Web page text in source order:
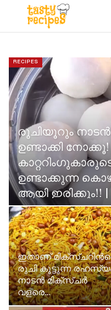
RECIPES
രുചിയൂറും
ഉണ്ടാക്കി
ഉണ്ടാക്കുന്ന
ആയി ഇരിക്കും!! |
Neenu Karthika Jun 11, 2026
ഇതാണ്
രുചി കൂട്ടുന്ന
നാടൻ മിക്സ്ചർ
വളരെ…